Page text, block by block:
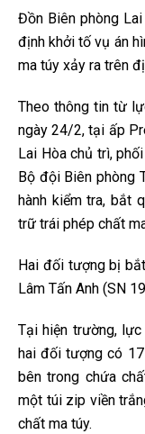
Đồn Biên phòng
định khởi tố vụ án
ma túy xảy ra trên
Theo thông tin từ
ngày 24/2, tại ấp
Lai Hòa chủ trì,
Bộ đội Biên phòng
hành kiểm tra, bắt
trữ trái phép chất
Hai đối tượng bị
Lâm Tấn Anh (SN
Tại hiện trường,
hai đối tượng có
bên trong chứa
một túi zip viền
chất ma túy.